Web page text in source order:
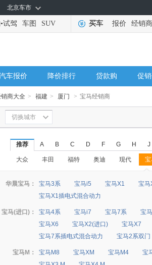
北京车市
•试驾 车图 SUV 买车 报价 经销商
车报价 降价排行 贷款购 促
销商大全 > 福建 > 厦门 > 宝马经销商
切换城市
推荐 A B C D F G H J
大众 丰田 福特 奥迪 现代
◆
◆
华晨宝马： 宝马3系 宝马i5 宝马X1
宝马
宝马X1插电式混合动力
宝马(进口)： 宝马4系 宝马i7 宝马7系
宝
宝马X6
宝马X2(进口)
宝马X7
宝马7系插电式混合动力
宝马2系双门
宝马M： 宝马M8 宝马XM 宝马M4
宝